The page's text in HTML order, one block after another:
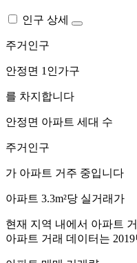
인구 상세
주거인구
안정면 1인가구
를 차지합니다
안정면 아파트 세대 수
주거인구
가 아파트 거주 중입니다
아파트 3.3m²당 실거래가
현재 지역 내에서 아파트
아파트 거래 데이터는